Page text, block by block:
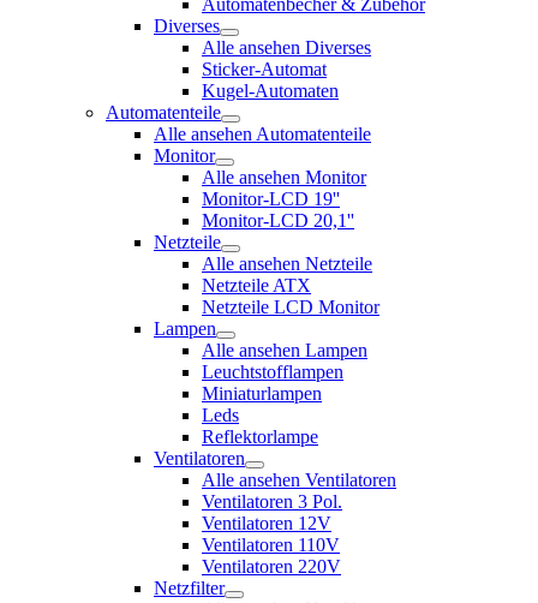
Automatenbecher & Zubehör
Diverses
Alle ansehen Diverses
Sticker-Automat
Kugel-Automaten
Automatenteile
Alle ansehen Automatenteile
Monitor
Alle ansehen Monitor
Monitor-LCD 19''
Monitor-LCD 20,1''
Netzteile
Alle ansehen Netzteile
Netzteile ATX
Netzteile LCD Monitor
Lampen
Alle ansehen Lampen
Leuchtstofflampen
Miniaturlampen
Leds
Reflektorlampe
Ventilatoren
Alle ansehen Ventilatoren
Ventilatoren 3 Pol.
Ventilatoren 12V
Ventilatoren 110V
Ventilatoren 220V
Netzfilter